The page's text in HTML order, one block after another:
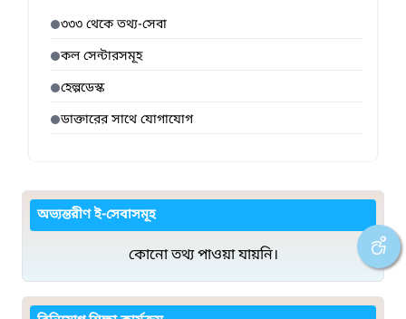
৩৩৩ থেকে তথ্য-সেবা
কল সেন্টারসমূহ
হেল্পডেস্ক
ডাক্তারের সাথে যোগাযোগ
অভ্যন্তরীণ ই-সেবাসমূহ
কোনো তথ্য পাওয়া যায়নি।